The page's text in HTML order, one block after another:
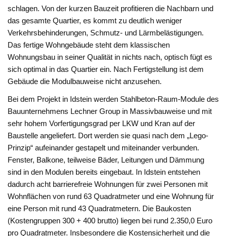
schlagen. Von der kurzen Bauzeit profitieren die Nachbarn und
das gesamte Quartier, es kommt zu deutlich weniger
Verkehrsbehinderungen, Schmutz- und Lärmbelästigungen.
Das fertige Wohngebäude steht dem klassischen
Wohnungsbau in seiner Qualität in nichts nach, optisch fügt es
sich optimal in das Quartier ein. Nach Fertigstellung ist dem
Gebäude die Modulbauweise nicht anzusehen.
Bei dem Projekt in Idstein werden Stahlbeton-Raum-Module des
Bauunternehmens Lechner Group in Massivbauweise und mit
sehr hohem Vorfertigungsgrad per LKW und Kran auf der
Baustelle angeliefert. Dort werden sie quasi nach dem „Lego-
Prinzip“ aufeinander gestapelt und miteinander verbunden.
Fenster, Balkone, teilweise Bäder, Leitungen und Dämmung
sind in den Modulen bereits eingebaut. In Idstein entstehen
dadurch acht barrierefreie Wohnungen für zwei Personen mit
Wohnflächen von rund 63 Quadratmeter und eine Wohnung für
eine Person mit rund 43 Quadratmetern. Die Baukosten
(Kostengruppen 300 + 400 brutto) liegen bei rund 2.350,0 Euro
pro Quadratmeter. Insbesondere die Kostensicherheit und die